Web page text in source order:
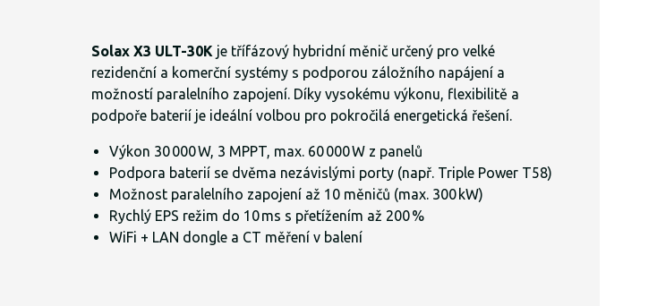
Solax X3 ULT-30K je třífázový hybridní měnič určený pro velké
rezidenční a komerční systémy s podporou záložního napájení a
možností paralelního zapojení. Díky vysokému výkonu, flexibilitě a
podpoře baterií je ideální volbou pro pokročilá energetická řešení.
Výkon 30 000 W, 3 MPPT, max. 60 000 W z panelů
Podpora baterií se dvěma nezávislými porty (např. Triple Power T58)
Možnost paralelního zapojení až 10 měničů (max. 300 kW)
Rychlý EPS režim do 10 ms s přetížením až 200 %
WiFi + LAN dongle a CT měření v balení